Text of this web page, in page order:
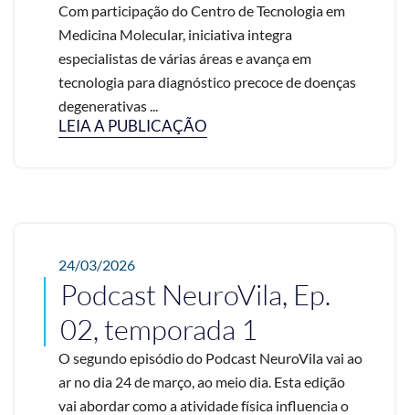
Com participação do Centro de Tecnologia em
Medicina Molecular, iniciativa integra
especialistas de várias áreas e avança em
tecnologia para diagnóstico precoce de doenças
degenerativas ...
LEIA A PUBLICAÇÃO
24/03/2026
Podcast NeuroVila, Ep.
02, temporada 1
O segundo episódio do Podcast NeuroVila vai ao
ar no dia 24 de março, ao meio dia. Esta edição
vai abordar como a atividade física influencia o